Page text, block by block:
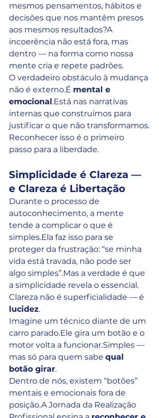
mesmos pensamentos, hábitos e
decisões que nos mantêm presos
aos mesmos resultados?A
incoerência não está fora, mas
dentro — na forma como nossa
mente cria e repete padrões.
O verdadeiro obstáculo à mudança
não é externo.É mental e
emocional.Está nas narrativas
internas que construímos para
justificar o que não transformamos.
Reconhecer isso é o primeiro
passo para a liberdade.
Simplicidade é Clareza —
e Clareza é Libertação
Durante o processo de
autoconhecimento, a mente
tende a complicar o que é
simples.Ela faz isso para se
proteger da frustração: “se minha
vida está travada, não pode ser
algo simples”.Mas a verdade é que
a simplicidade revela o essencial.
Clareza não é superficialidade — é
lucidez.
Imagine um técnico diante de um
carro parado.Ele gira um botão e o
motor volta a funcionar.Simples —
mas só para quem sabe qual
botão girar.
Dentro de nós, existem “botões”
mentais e emocionais fora de
posição.A Jornada da Realização